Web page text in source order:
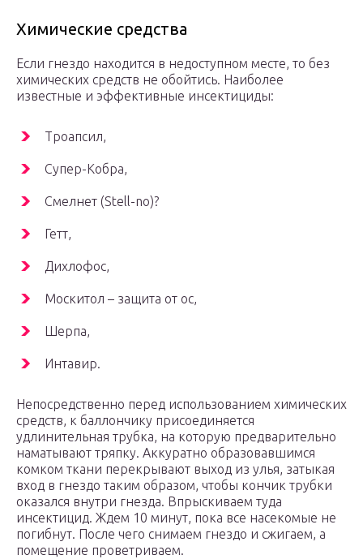
Химические средства
Если гнездо находится в недоступном месте, то без
химических средств не обойтись. Наиболее
известные и эффективные инсектициды:
Троапсил,
Супер-Кобра,
Смелнет (Stell-no)?
Гетт,
Дихлофос,
Москитол – защита от ос,
Шерпа,
Интавир.
Непосредственно перед использованием химических
средств, к баллончику присоединяется
удлинительная трубка, на которую предварительно
наматывают тряпку. Аккуратно образовавшимся
комком ткани перекрывают выход из улья, затыкая
вход в гнездо таким образом, чтобы кончик трубки
оказался внутри гнезда. Впрыскиваем туда
инсектицид. Ждем 10 минут, пока все насекомые не
погибнут. После чего снимаем гнездо и сжигаем, а
помещение проветриваем.